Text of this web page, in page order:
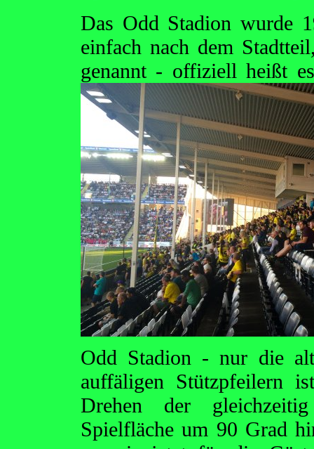
Das Odd Stadion wurde
einfach nach dem
genannt - offiziell heißt
Odd Stadion - nur die
auffäligen Stützpfeilern
Drehen der
Spielfläche um 90 Grad